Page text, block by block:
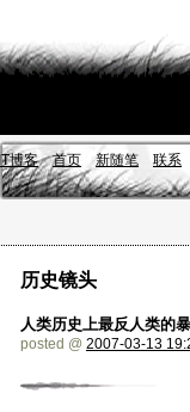
IT博客 首页 新随笔 联系
历史镜头
人类历史上最反人类的
posted @ 2007-03-13